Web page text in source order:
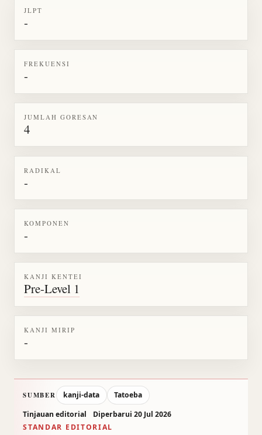
JLPT
-
FREKUENSI
-
JUMLAH GORESAN
4
RADIKAL
-
KOMPONEN
-
KANJI KENTEI
Pre-Level 1
KANJI MIRIP
-
SUMBER kanji-data
Tatoeba
Tinjauan editorial
Diperbarui 20 Jul 2026
STANDAR EDITORIAL